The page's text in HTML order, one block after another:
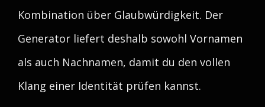
Kombination über Glaubwürdigkeit. Der
Generator liefert deshalb sowohl Vornamen
als auch Nachnamen, damit du den vollen
Klang einer Identität prüfen kannst.